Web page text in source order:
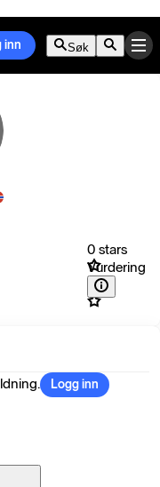
inn Søk
0 stars
Vurdering
Logg inn